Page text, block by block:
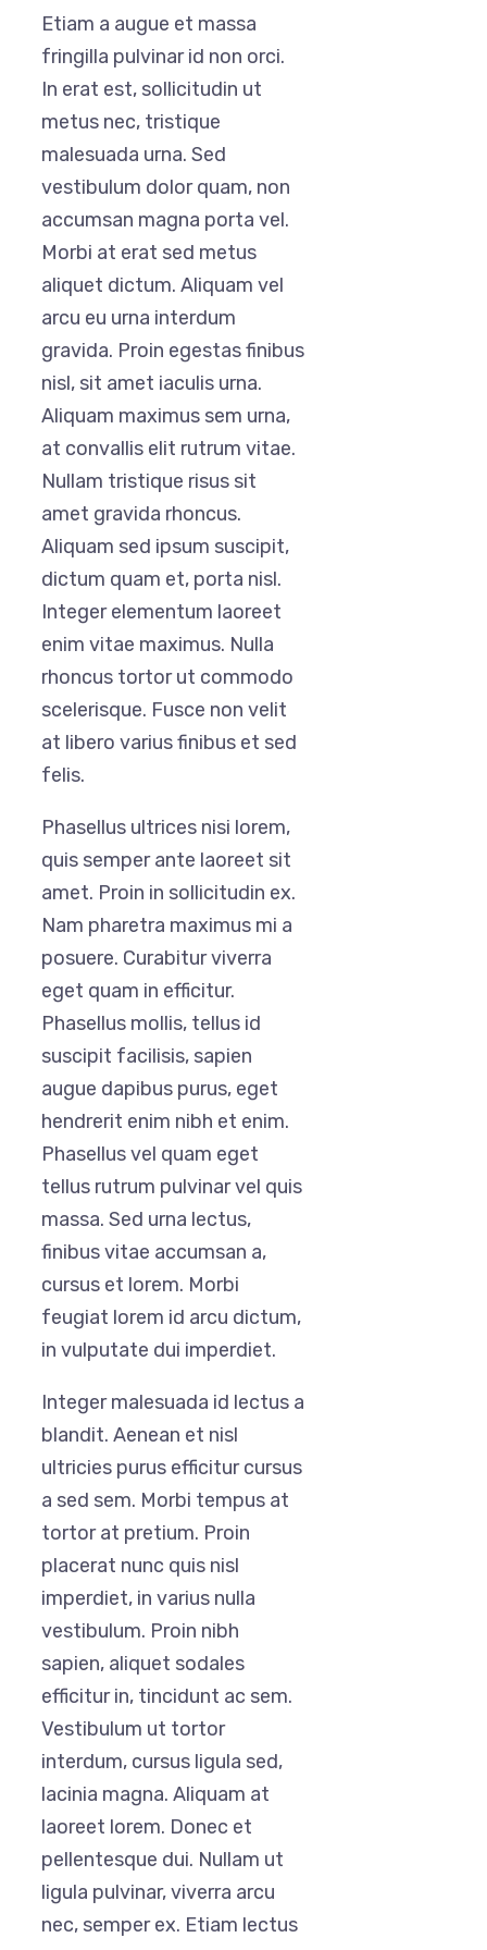
Etiam a augue et massa
fringilla pulvinar id non orci.
In erat est, sollicitudin ut
metus nec, tristique
malesuada urna. Sed
vestibulum dolor quam, non
accumsan magna porta vel.
Morbi at erat sed metus
aliquet dictum. Aliquam vel
arcu eu urna interdum
gravida. Proin egestas finibus
nisl, sit amet iaculis urna.
Aliquam maximus sem urna,
at convallis elit rutrum vitae.
Nullam tristique risus sit
amet gravida rhoncus.
Aliquam sed ipsum suscipit,
dictum quam et, porta nisl.
Integer elementum laoreet
enim vitae maximus. Nulla
rhoncus tortor ut commodo
scelerisque. Fusce non velit
at libero varius finibus et sed
felis.
Phasellus ultrices nisi lorem,
quis semper ante laoreet sit
amet. Proin in sollicitudin ex.
Nam pharetra maximus mi a
posuere. Curabitur viverra
eget quam in efficitur.
Phasellus mollis, tellus id
suscipit facilisis, sapien
augue dapibus purus, eget
hendrerit enim nibh et enim.
Phasellus vel quam eget
tellus rutrum pulvinar vel quis
massa. Sed urna lectus,
finibus vitae accumsan a,
cursus et lorem. Morbi
feugiat lorem id arcu dictum,
in vulputate dui imperdiet.
Integer malesuada id lectus a
blandit. Aenean et nisl
ultricies purus efficitur cursus
a sed sem. Morbi tempus at
tortor at pretium. Proin
placerat nunc quis nisl
imperdiet, in varius nulla
vestibulum. Proin nibh
sapien, aliquet sodales
efficitur in, tincidunt ac sem.
Vestibulum ut tortor
interdum, cursus ligula sed,
lacinia magna. Aliquam at
laoreet lorem. Donec et
pellentesque dui. Nullam ut
ligula pulvinar, viverra arcu
nec, semper ex. Etiam lectus